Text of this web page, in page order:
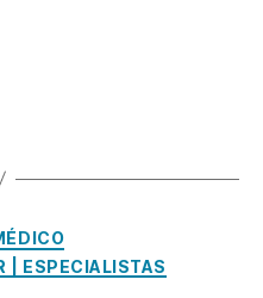
| ESPECIALISTAS
N
o